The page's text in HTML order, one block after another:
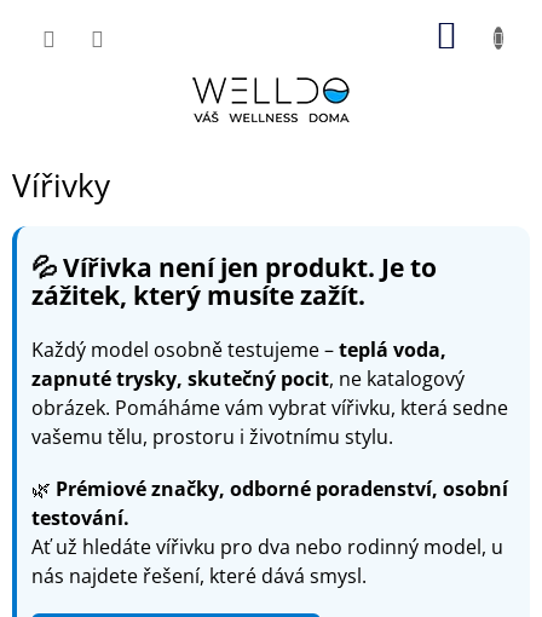
Vířivky
💦 Vířivka není jen produkt. Je to
zážitek, který musíte zažít.
Každý model osobně testujeme –teplá voda,
zapnuté trysky, skutečný pocit, ne katalogový
obrázek. Pomáháme vám vybrat vířivku, která sedne
vašemu tělu, prostoru i životnímu stylu.
🌿 Prémiové značky, odborné poradenství, osobní
testování.
Ať už hledáte vířivku pro dva nebo rodinný model, u
nás najdete řešení, které dává smysl.